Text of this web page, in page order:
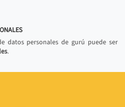
datos personales de gurú puede ser
.